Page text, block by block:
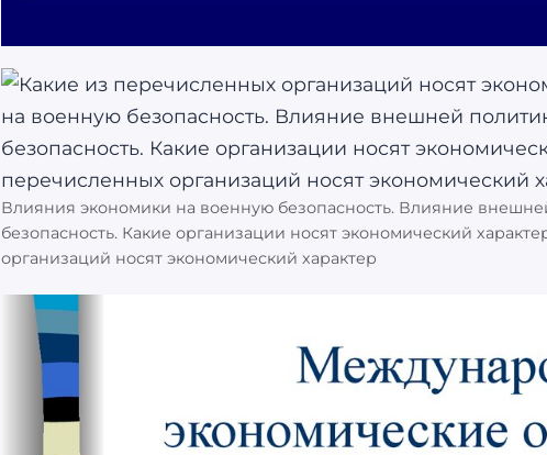
Влияния экономики на военную безопасность. Влияние
безопасность. Какие организации носят экономический
организаций носят экономический характер